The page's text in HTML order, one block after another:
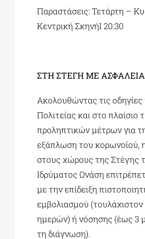
Παραστάσεις: Τετάρτη –
Κεντρική ΣκηνήІ 20:30
ΣΤΗ ΣΤΕΓΗ ΜΕ ΑΣΦΑΛΕΙΑ
Ακολουθώντας τις οδηγίες
Πολιτείας και στο πλαίσιο
προληπτικών μέτρων για
εξάπλωση του κορωνοϊού,
στους χώρους της Στέγης
Ιδρύματος Ωνάση
με την επίδειξη
εμβολιασμού (τουλάχιστον
ημερών) ή νόσησης (έως 3
τη διάγνωση).